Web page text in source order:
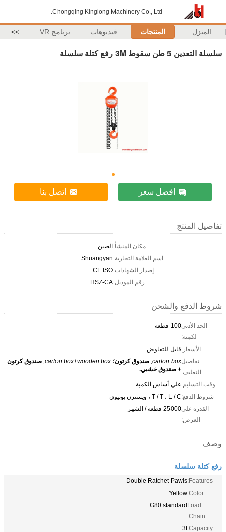
Chongqing Kinglong Machinery Co., Ltd.
المنزل المنتجات فيديوهات برنامج VR >>
سلسلة التعدين 5 طن سقوط 3M رفع كتلة سلسلة
افضل سعر اتصل بنا
تفاصيل المنتج
مكان المنشأ:الصين
اسم العلامة التجارية:Shuangyan
إصدار الشهادات:CE ISO
رقم الموديل:HSZ-CA
شروط الدفع والشحن
الحد الأدنى
لكمية:
100 قطعة
الأسعار:قابل للتفاوض
تفاصيل
التغليف:
carton box; صندوق كرتون؛ carton box+wooden box; صندوق كرتون
+ صندوق خشبي.
وقت التسليم:على أساس الكمية
شروط الدفع:T / T ، L / C ، ويسترن يونيون
القدرة على
العرض:
25000 قطعة / الشهر
وصف
رفع كتلة سلسلة
Features:
Double Ratchet Pawls
Color:
Yellow
Load
Chain:
G80 standard
Capacity:
3t